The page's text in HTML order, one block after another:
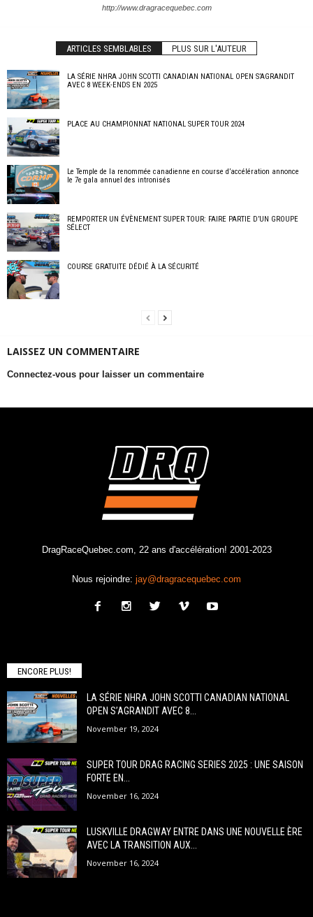
http://www.dragracequebec.com
ARTICLES SEMBLABLES PLUS SUR L'AUTEUR
LA SÉRIE NHRA JOHN SCOTTI CANADIAN NATIONAL OPEN S’AGRANDIT
AVEC 8 WEEK-ENDS EN 2025
PLACE AU CHAMPIONNAT NATIONAL SUPER TOUR 2024
Le Temple de la renommée canadienne en course d’accélération annonce
le 7e gala annuel des intronisés
REMPORTER UN ÉVÈNEMENT SUPER TOUR: FAIRE PARTIE D’UN GROUPE
SÉLECT
COURSE GRATUITE DÉDIÉ À LA SÉCURITÉ
LAISSEZ UN COMMENTAIRE
Connectez-vous pour laisser un commentaire
DragRaceQuebec.com, 22 ans d'accélération! 2001-2023
Nous rejoindre: jay@dragracequebec.com
ENCORE PLUS!
LA SÉRIE NHRA JOHN SCOTTI CANADIAN NATIONAL
OPEN S’AGRANDIT AVEC 8...
November 19, 2024
SUPER TOUR DRAG RACING SERIES 2025 : UNE SAISON
FORTE EN...
November 16, 2024
LUSKVILLE DRAGWAY ENTRE DANS UNE NOUVELLE ÈRE
AVEC LA TRANSITION AUX...
November 16, 2024